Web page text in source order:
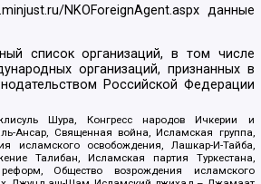
NKOForeignAgent.aspxданные
список организаций, в том числе
организаций, признанных в
Российской Федерации
Шура, Конгресс народов Ичкерии и
Ансар, Священная война, Исламская группа,
исламского освобождения, Лашкар-И-Тайба,
Талибан, Исламская партия Туркестана,
Общество возрождения исламского